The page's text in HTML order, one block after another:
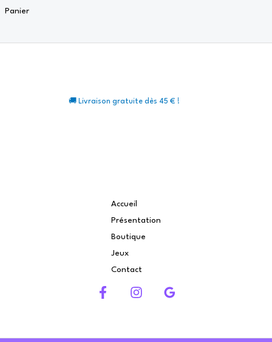
Panier
🚚 Livraison gratuite dès 45 € !
Accueil
Présentation
Boutique
Jeux
Contact